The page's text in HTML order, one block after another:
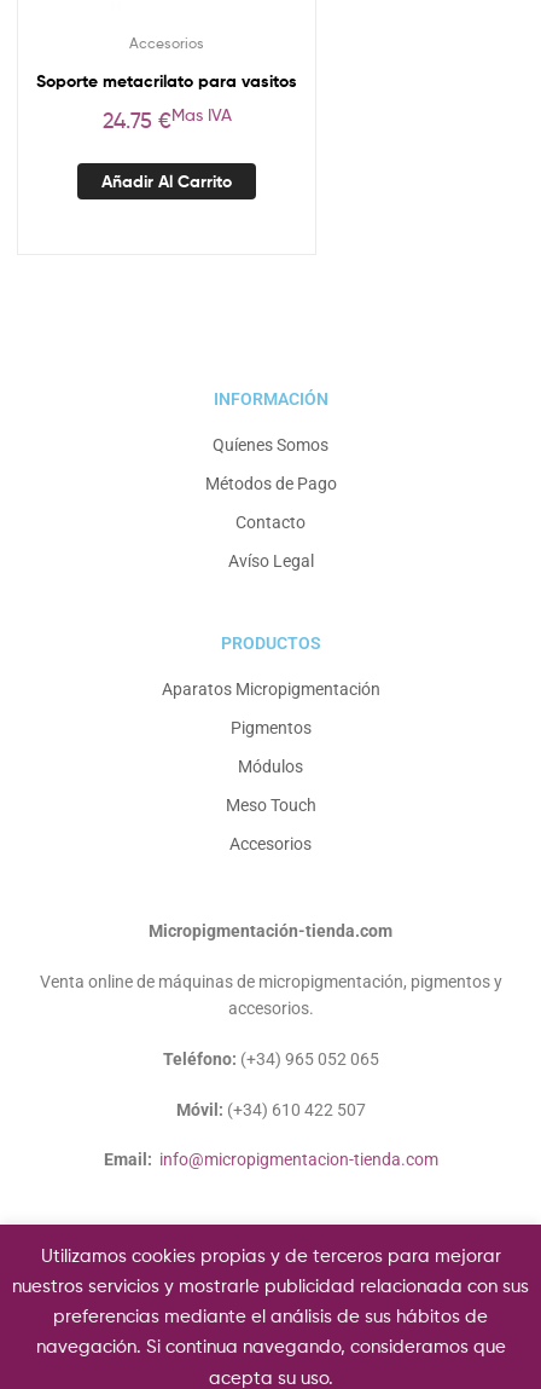
Accesorios
Soporte metacrilato para vasitos
24.75 €Mas IVA
Añadir Al Carrito
INFORMACIÓN
Quíenes Somos
Métodos de Pago
Contacto
Avíso Legal
PRODUCTOS
Aparatos Micropigmentación
Pigmentos
Módulos
Meso Touch
Accesorios
Micropigmentación-tienda.com
Venta online de máquinas de micropigmentación, pigmentos y
accesorios.
Teléfono: (+34) 965 052 065
Móvil: (+34) 610 422 507
Email: info@micropigmentacion-tienda.com
Copyright © 2020 Micropigmentación-tienda.com.
Utilizamos cookies propias y de terceros para mejorar
nuestros servicios y mostrarle publicidad relacionada con sus
preferencias mediante el análisis de sus hábitos de
navegación. Si continua navegando, consideramos que
acepta su uso.